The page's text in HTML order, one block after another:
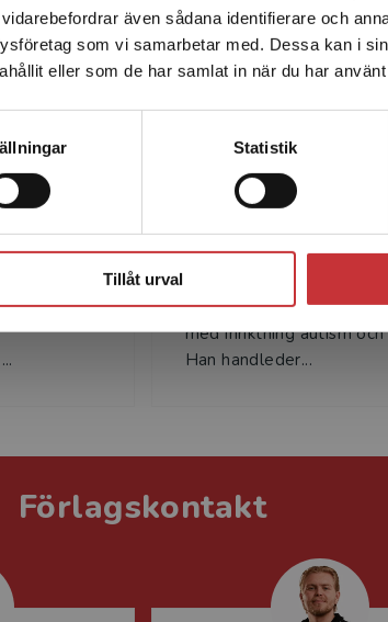
även sådana identifierare och
som vi samarbetar med. Dessa kan i
eller som de har samlat in när du har
Statistik
Tillåt urval
Sverige. Vi erbjuder inte leveranser utanför
att kunna slutföra ett köp måste
vara i Sverige.Läs mer
autism
Oscar
Oscar Strömberg är leg.
och certifierad
masterexamen i
med inriktning autism
Han handleder...
Förlagskontakt